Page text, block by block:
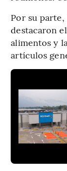
Por su
destacaron
alimentos y
artículos